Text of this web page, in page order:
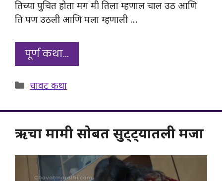
तिच्या पुचित होता मग मी तिला म्हणाल चाल उठ आणि
ति पण उठली आणि मला म्हणाली …
पूर्ण कथा…
Categories
चावट कथा
ऋचा मामी सोबत सुट्ट्यातली मजा